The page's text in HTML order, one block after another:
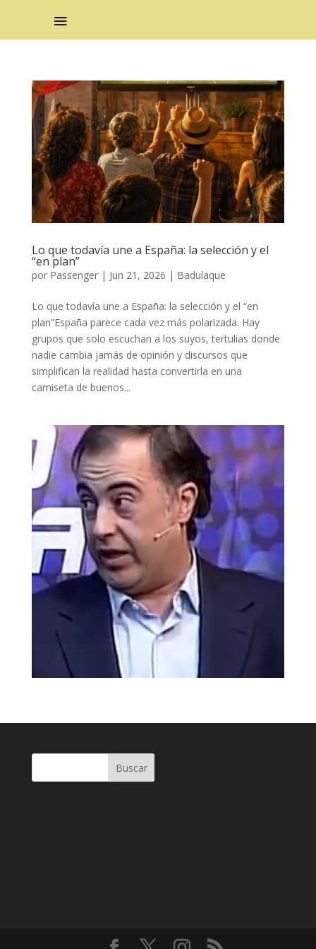
Lo que todavía une a España: la selección y el
“en plan”
por Passenger| Jun 21, 2026 | Badulaque
Lo que todavía une a España: la selección y el “en
plan”España parece cada vez más polarizada. Hay
grupos que solo escuchan a los suyos, tertulias donde
nadie cambia jamás de opinión y discursos que
simplifican la realidad hasta convertirla en una
camiseta de buenos...